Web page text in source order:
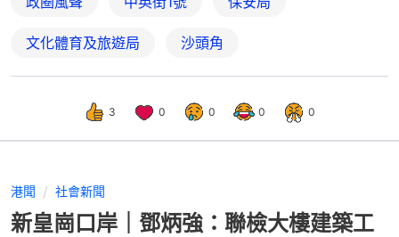
文化體育及旅遊局 沙頭角
3 0 0 0 0
港聞 社會新聞
新皇崗口岸｜鄧炳強：聯檢大樓建築工